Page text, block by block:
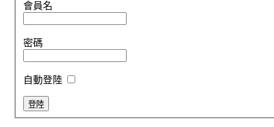
會員名
密碼
自動登陸